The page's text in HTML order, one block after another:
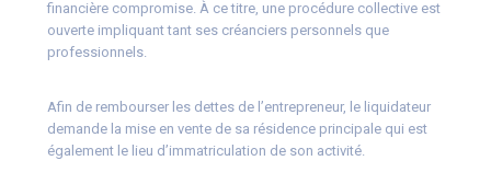
financière compromise. À ce titre, une procédure collective est
ouverte impliquant tant ses créanciers personnels que
professionnels.
Afin de rembourser les dettes de l’entrepreneur, le liquidateur
demande la mise en vente de sa résidence principale qui est
également le lieu d’immatriculation de son activité.